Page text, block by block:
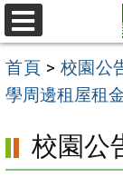
跳
至
主
要
區
選
單
首頁 > 校園公
學周邊租屋租
校園公